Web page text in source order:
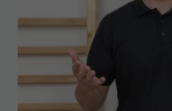
Pericolul uitatului în
Alexandru ILIE la